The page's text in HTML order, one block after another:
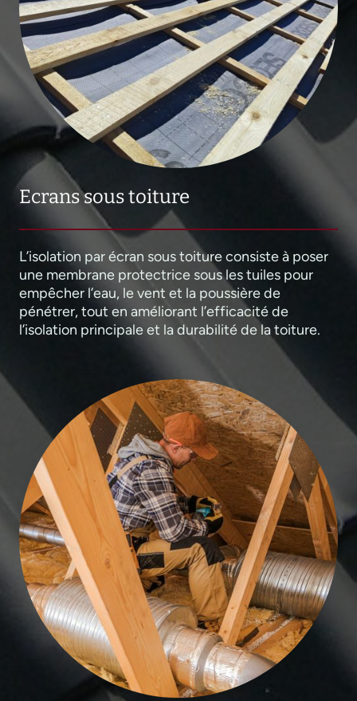
Ecrans sous toiture
L’isolation par écran sous toiture consiste à poser
une membrane protectrice sous les tuiles pour
empêcher l’eau, le vent et la poussière de
pénétrer, tout en améliorant l’efficacité de
l’isolation principale et la durabilité de la toiture.